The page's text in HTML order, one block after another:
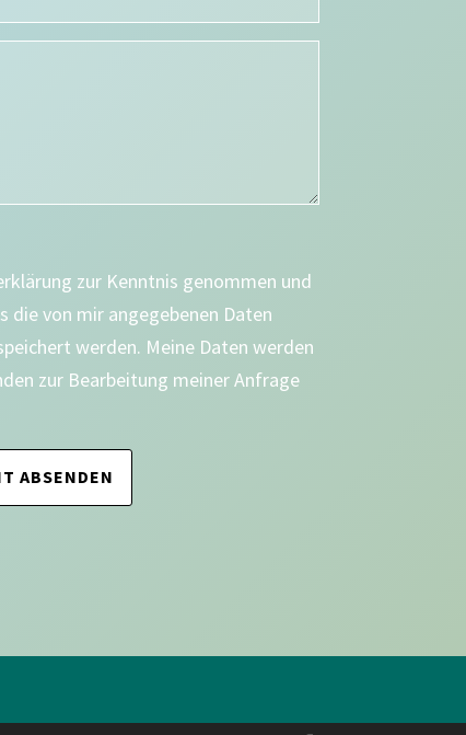
zur Kenntnis genommen und
die von mir angegebenen Daten
werden. Meine Daten werden
zur Bearbeitung meiner Anfrage
ABSENDEN